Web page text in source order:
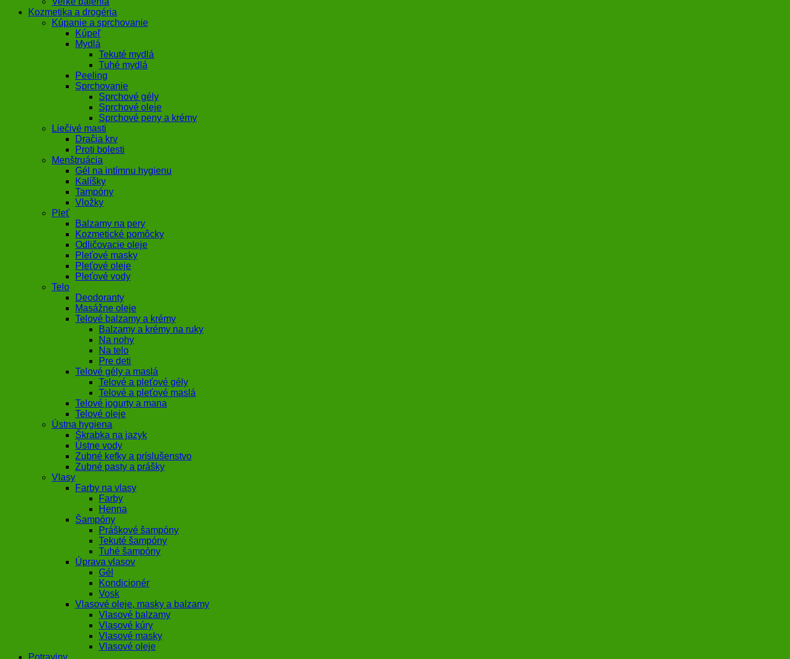
Kozmetika a drogéria
Kúpanie a sprchovanie
Kúpeľ
Mydlá
Tekuté mydlá
Tuhé mydlá
Peeling
Sprchovanie
Sprchové gély
Sprchové oleje
Sprchové peny a krémy
Liečivé masti
Dračia krv
Proti bolesti
Menštruácia
Gél na intímnu hygienu
Kalíšky
Tampóny
Vložky
Pleť
Balzamy na pery
Kozmetické pomôcky
Odličovacie oleje
Pleťové masky
Pleťové oleje
Pleťové vody
Telo
Deodoranty
Masážne oleje
Telové balzamy a krémy
Balzamy a krémy na ruky
Na nohy
Na telo
Pre deti
Telové gély a maslá
Telové a pleťové gély
Telové a pleťové maslá
Telové jogurty a mana
Telové oleje
Ústna hygiena
Škrabka na jazyk
Ústne vody
Zubné kefky a príslušenstvo
Zubné pasty a prášky
Vlasy
Farby na vlasy
Farby
Henna
Šampóny
Práškové šampóny
Tekuté šampóny
Tuhé šampóny
Úprava vlasov
Gél
Kondicionér
Vosk
Vlasové oleje, masky a balzamy
Vlasové balzamy
Vlasové kúry
Vlasové masky
Vlasové oleje
Potraviny